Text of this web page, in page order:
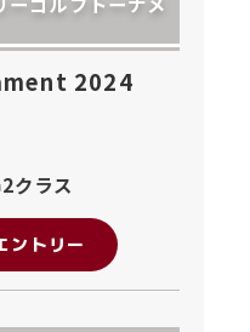
2024
クラス
ントリー